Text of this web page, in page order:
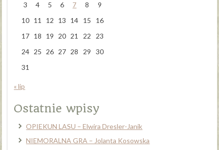
3
4 5 6 7 8
9
10 11 12 13 14 15
16
17 18 19 20 21 22
23
24 25 26 27 28 29
30
31
« lip
Ostatnie wpisy
OPIEKUN LASU – Elwira Dresler-Janik
NIEMORALNA GRA – Jolanta Kosowska